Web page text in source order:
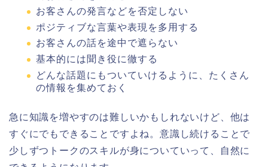
お客さんの発言などを否定しない
ポジティブな言葉や表現を多用する
お客さんの話を途中で遮らない
基本的には聞き役に徹する
どんな話題にもついていけるように、たくさん
の情報を集めておく
急に知識を増やすのは難しいかもしれないけど、他は
すぐにでもできることですよね。意識し続けることで
少しずつトークのスキルが身についていって、自然に